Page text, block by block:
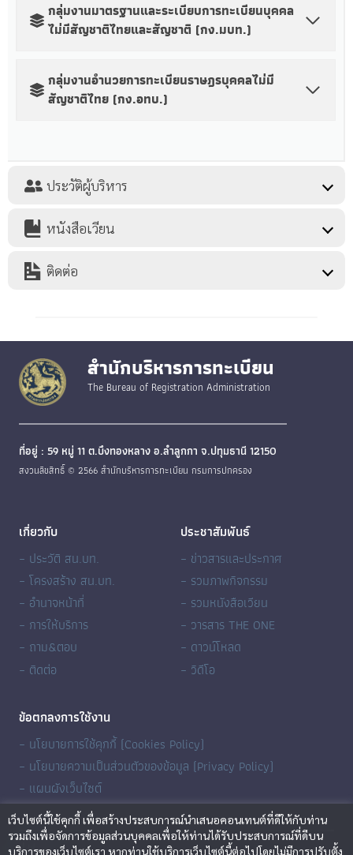
กลุ่มงานมาตรฐานและระเบียบการทะเบียนบุคคล
ไม่มีสัญชาติไทยและสัญชาติ (กง.มบท.)
กลุ่มงานอำนวยการทะเบียนราษฎรบุคคลไม่มี
สัญชาติไทย (กง.อทบ.)
ประวัติผู้บริหาร
หนังสือเวียน
ติดต่อ
สำนักบริหารการทะเบียน
The Bureau of Registration Administration
ที่อยู่ : 59 หมู่ 11 ต.บึงทองหลาง อ.ลำลูกกา จ.ปทุมธานี 12150
สงวนลิขสิทธิ์ © 2566 สำนักบริหารการทะเบียน กรมการปกครอง
เกี่ยวกับ
– ประวัติ สน.บท.
– โครงสร้าง สน.บท.
– อำนาจหน้าที่
– การให้บริการ
– ถาม&ตอบ
– ติดต่อ
ประชาสัมพันธ์
– ข่าวสารและประกาศ
– รวมภาพกิจกรรม
– รวมหนังสือเวียน
– วารสาร THE ONE
– ดาวน์โหลด
– วิดีโอ
ข้อตกลงการใช้งาน
– นโยบายการใช้คุกกี้ (Cookies Policy)
– นโยบายความเป็นส่วนตัวของข้อมูล (Privacy Policy)
– แผนผังเว็บไซต์
เว็บไซต์นี้ใช้คุกกี้ เพื่อสร้างประสบการณ์นำเสนอคอนเทนต์ที่ดีให้กับท่าน
รวมถึงเพื่อจัดการข้อมูลส่วนบุคคลเพื่อให้ท่านได้รับประสบการณ์ที่ดีบน
บริการของเว็บไซต์เรา หากท่านใช้บริการเว็บไซต์นี้ต่อไปโดยไม่มีการปรับตั้ง